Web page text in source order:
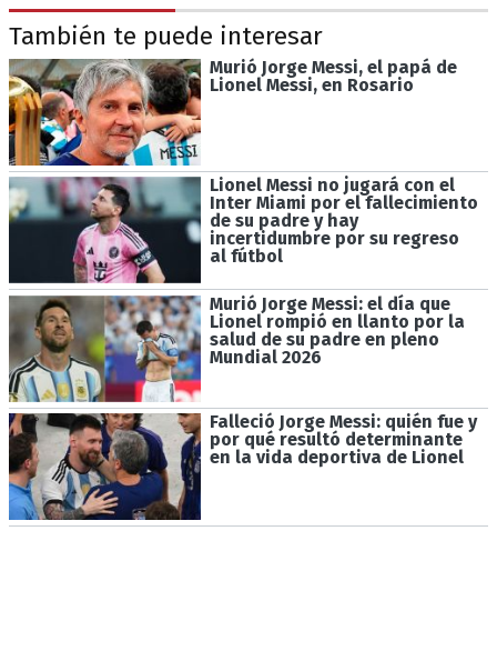
También te puede interesar
Murió Jorge Messi, el papá de
Lionel Messi, en Rosario
Lionel Messi no jugará con el
Inter Miami por el fallecimiento
de su padre y hay
incertidumbre por su regreso
al fútbol
Murió Jorge Messi: el día que
Lionel rompió en llanto por la
salud de su padre en pleno
Mundial 2026
Falleció Jorge Messi: quién fue y
por qué resultó determinante
en la vida deportiva de Lionel